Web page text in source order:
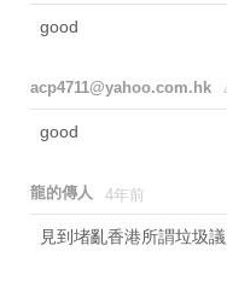
good
acp4711@yahoo.com.hk
good
龍的傳人 4年前
見到堵亂香港所謂垃圾